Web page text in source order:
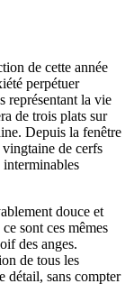
de cette année
perpétuer
représentant la vie
de trois plats sur
Depuis la fenêtre
de cerfs
interminables
douce et
sont ces mêmes
des anges.
de tous les
détail, sans compter